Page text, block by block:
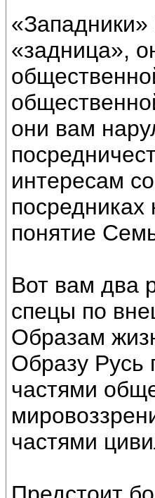
«Западники»
«задница»,
они вам
интересам
понятие
Вот вам два
спецы по
Образам
Образу Русь
частями
частями